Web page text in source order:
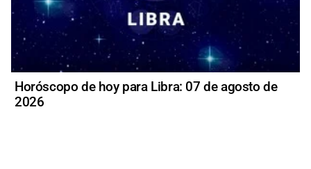
Horóscopo de hoy para Libra: 07 de agosto de
2026